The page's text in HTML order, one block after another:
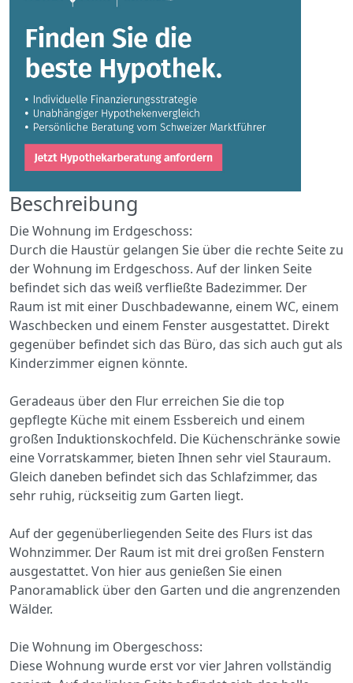
Beschreibung
Die Wohnung im Erdgeschoss:
Durch die Haustür gelangen Sie über die rechte Seite zu
der Wohnung im Erdgeschoss. Auf der linken Seite
befindet sich das weiß verfließte Badezimmer. Der
Raum ist mit einer Duschbadewanne, einem WC, einem
Waschbecken und einem Fenster ausgestattet. Direkt
gegenüber befindet sich das Büro, das sich auch gut als
Kinderzimmer eignen könnte.
Geradeaus über den Flur erreichen Sie die top
gepflegte Küche mit einem Essbereich und einem
großen Induktionskochfeld. Die Küchenschränke sowie
eine Vorratskammer, bieten Ihnen sehr viel Stauraum.
Gleich daneben befindet sich das Schlafzimmer, das
sehr ruhig, rückseitig zum Garten liegt.
Auf der gegenüberliegenden Seite des Flurs ist das
Wohnzimmer. Der Raum ist mit drei großen Fenstern
ausgestattet. Von hier aus genießen Sie einen
Panoramablick über den Garten und die angrenzenden
Wälder.
Die Wohnung im Obergeschoss:
Diese Wohnung wurde erst vor vier Jahren vollständig